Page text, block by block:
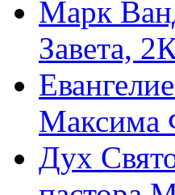
Марк
Завета,
Максима
Дух